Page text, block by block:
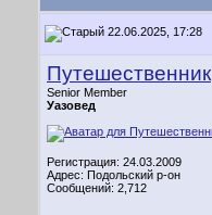
22.06.2025, 17:28
Путешественник
Senior Member
Уазовед
Регистрация: 24.03.2009
Адрес: Подольский р-он
Сообщений: 2,712